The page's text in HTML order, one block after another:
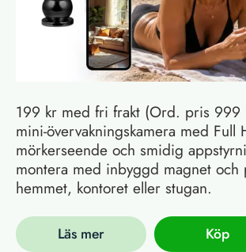
199 kr med fri frakt (Ord. pris 999
mini-övervakningskamera med Full
mörkerseende och smidig
montera med inbyggd magnet och
hemmet, kontoret eller stugan.
Läs mer Köp